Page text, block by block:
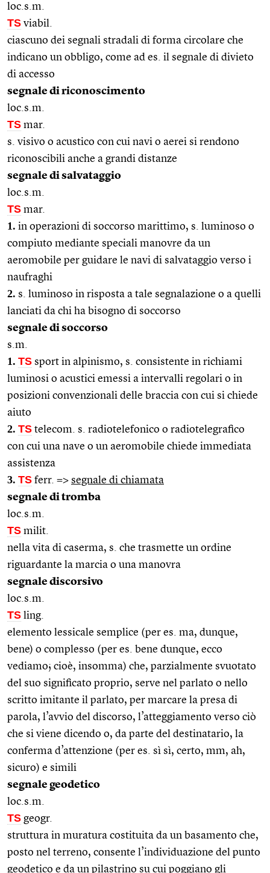
loc.s.m.
TS viabil.
ciascuno dei segnali stradali di forma circolare che
indicano un obbligo, come ad es. il segnale di divieto
di accesso
segnale di riconoscimento
loc.s.m.
TS mar.
s. visivo o acustico con cui navi o aerei si rendono
riconoscibili anche a grandi distanze
segnale di salvataggio
loc.s.m.
TS mar.
1. in operazioni di soccorso marittimo, s. luminoso o
compiuto mediante speciali manovre da un
aeromobile per guidare le navi di salvataggio verso i
naufraghi
2. s. luminoso in risposta a tale segnalazione o a quelli
lanciati da chi ha bisogno di soccorso
segnale di soccorso
s.m.
1. TS sport in alpinismo, s. consistente in richiami
luminosi o acustici emessi a intervalli regolari o in
posizioni convenzionali delle braccia con cui si chiede
aiuto
2. TS telecom. s. radiotelefonico o radiotelegrafico
con cui una nave o un aeromobile chiede immediata
assistenza
3. TS ferr. => segnale di chiamata
segnale di tromba
loc.s.m.
TS milit.
nella vita di caserma, s. che trasmette un ordine
riguardante la marcia o una manovra
segnale discorsivo
loc.s.m.
TS ling.
elemento lessicale semplice (per es. ma, dunque,
bene) o complesso (per es. bene dunque, ecco
vediamo; cioè, insomma) che, parzialmente svuotato
del suo significato proprio, serve nel parlato o nello
scritto imitante il parlato, per marcare la presa di
parola, l’avvio del discorso, l’atteggiamento verso ciò
che si viene dicendo o, da parte del destinatario, la
conferma d’attenzione (per es. sì sì, certo, mm, ah,
sicuro) e simili
segnale geodetico
loc.s.m.
TS geogr.
struttura in muratura costituita da un basamento che,
posto nel terreno, consente l’individuazione del punto
geodetico e da un pilastrino su cui poggiano gli